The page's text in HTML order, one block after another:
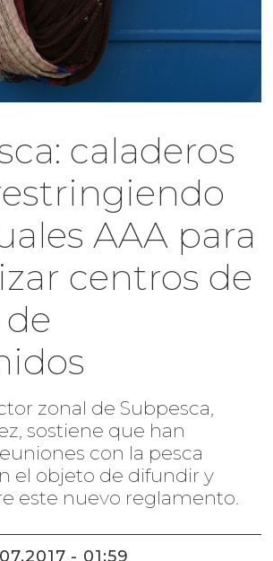
caladeros
AAA para
centros de
zonal de Subpesca,
sostiene que han
con la pesca
el objeto de difundir y
este nuevo reglamento.
- 01:59